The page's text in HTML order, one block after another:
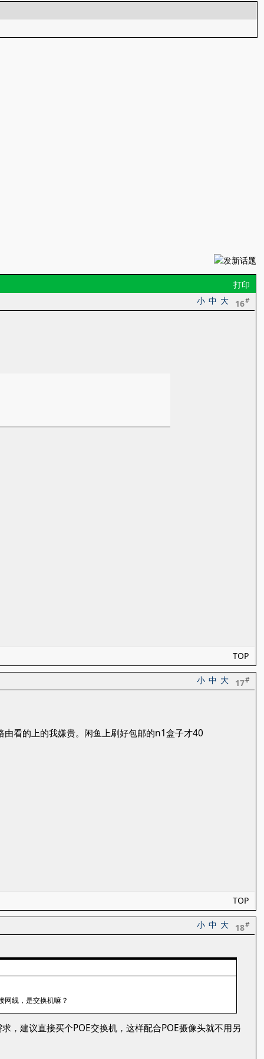
打印
16#
大
中
小
TOP
17#
大
中
小
看的上的我嫌贵。闲鱼上刷好包邮的n1盒子才40
TOP
18#
大
中
小
网线，是交换机嘛？
，建议直接买个POE交换机，这样配合POE摄像头就不用另